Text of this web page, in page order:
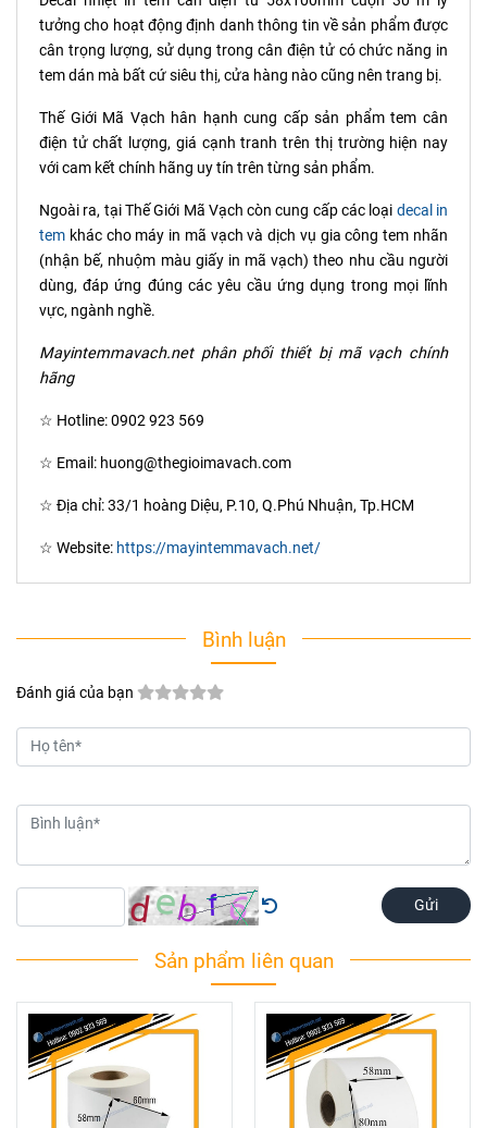
tưởng cho hoạt động định danh thông tin về sản phẩm được
cân trọng lượng, sử dụng trong cân điện tử có chức năng in
tem dán mà bất cứ siêu thị, cửa hàng nào cũng nên trang bị.
Thế Giới Mã Vạch hân hạnh cung cấp sản phẩm tem cân
điện tử chất lượng, giá cạnh tranh trên thị trường hiện nay
với cam kết chính hãng uy tín trên từng sản phẩm.
Ngoài ra, tại Thế Giới Mã Vạch còn cung cấp các loại decal in
tem khác cho máy in mã vạch và dịch vụ gia công tem nhãn
(nhận bế, nhuộm màu giấy in mã vạch) theo nhu cầu người
dùng, đáp ứng đúng các yêu cầu ứng dụng trong mọi lĩnh
vực, ngành nghề.
Mayintemmavach.net phân phối thiết bị mã vạch chính
hãng
☆ Hotline: 0902 923 569
☆ Email: huong@thegioimavach.com
☆ Địa chỉ: 33/1 hoàng Diệu, P.10, Q.Phú Nhuận, Tp.HCM
☆ Website: https://mayintemmavach.net/
Bình luận
Đánh giá của bạn
Gửi
Sản phẩm liên quan